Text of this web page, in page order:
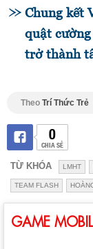
Chung kết
quật
trở thành
Theo Trí Thức Trẻ
0
CHIA SẺ
TỪ KHÓA LMHT
TEAM FLASH
GAME